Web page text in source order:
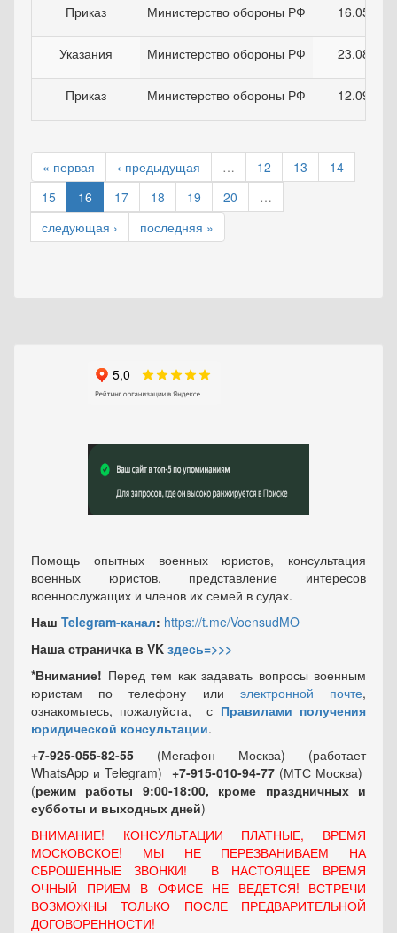
Приказ Министерство обороны РФ
Указания Министерство обороны РФ
Приказ Министерство обороны РФ
« первая ‹ предыдущая … 12 13
14
15
16 17 18 19 20
…
следующая ›
последняя »
Помощь опытных военных юристов, консультация
военных юристов, представление интересов
военнослужащих и членов их семей в судах.
Наш Telegram-канал: https://t.me/VoensudMO
Наша страничка в VK здесь=>>>
*Внимание! Перед тем как задавать вопросы военным
юристам по телефону или электронной почте,
ознакомьтесь, пожалуйста, с Правилами получения
юридической консультации.
+7-925-055-82-55 (Мегафон Москва) (работает
WhatsApp и Telegram) +7-915-010-94-77 (МТС Москва)
(режим работы 9:00-18:00, кроме праздничных и
субботы и выходных дней)
ВНИМАНИЕ! КОНСУЛЬТАЦИИ ПЛАТНЫЕ, ВРЕМЯ
МОСКОВСКОЕ! МЫ НЕ ПЕРЕЗВАНИВАЕМ НА
СБРОШЕННЫЕ ЗВОНКИ! В НАСТОЯЩЕЕ ВРЕМЯ
ОЧНЫЙ ПРИЕМ В ОФИСЕ НЕ ВЕДЕТСЯ! ВСТРЕЧИ
ВОЗМОЖНЫ ТОЛЬКО ПОСЛЕ ПРЕДВАРИТЕЛЬНОЙ
ДОГОВОРЕННОСТИ!